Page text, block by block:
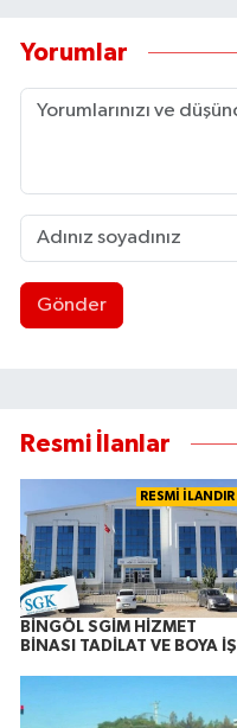
Yorumlar
Gönder
Resmi İlanlar
RESMİ İLANDIR
BİNGÖL SGİM HİZMET
BİNASI TADİLAT VE BOYA İŞİ